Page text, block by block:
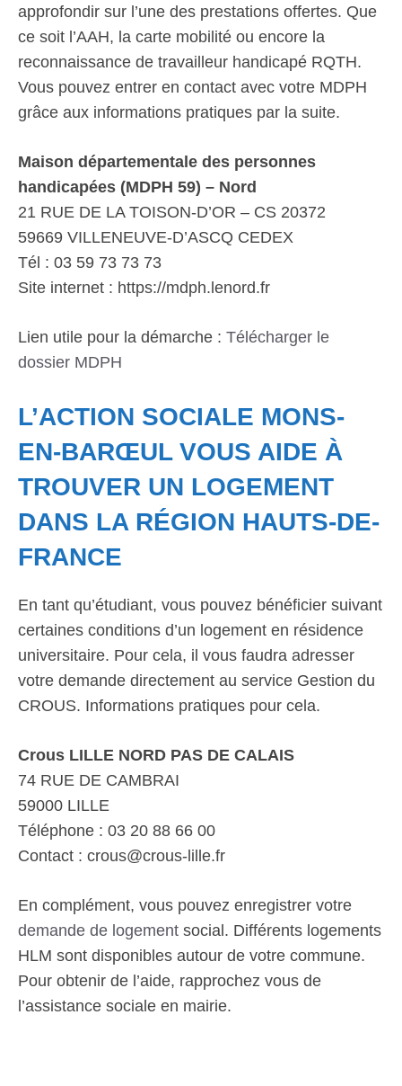
approfondir sur l’une des prestations offertes. Que
ce soit l’AAH, la carte mobilité ou encore la
reconnaissance de travailleur handicapé RQTH.
Vous pouvez entrer en contact avec votre MDPH
grâce aux informations pratiques par la suite.
Maison départementale des personnes
handicapées (MDPH 59) – Nord
21 RUE DE LA TOISON-D’OR – CS 20372
59669 VILLENEUVE-D’ASCQ CEDEX
Tél : 03 59 73 73 73
Site internet : https://mdph.lenord.fr
Lien utile pour la démarche : Télécharger le
dossier MDPH
L’ACTION SOCIALE MONS-
EN-BARŒUL VOUS AIDE À
TROUVER UN LOGEMENT
DANS LA RÉGION HAUTS-DE-
FRANCE
En tant qu’étudiant, vous pouvez bénéficier suivant
certaines conditions d’un logement en résidence
universitaire. Pour cela, il vous faudra adresser
votre demande directement au service Gestion du
CROUS. Informations pratiques pour cela.
Crous LILLE NORD PAS DE CALAIS
74 RUE DE CAMBRAI
59000 LILLE
Téléphone : 03 20 88 66 00
Contact : crous@crous-lille.fr
En complément, vous pouvez enregistrer votre
demande de logement social. Différents logements
HLM sont disponibles autour de votre commune.
Pour obtenir de l’aide, rapprochez vous de
l’assistance sociale en mairie.